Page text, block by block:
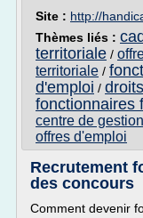
Site : http://
Thèmes liés :
territoriale /
territoriale /
d'emploi /
fonctionnaires
centre de
offres d'emploi
Recrutement
des concours
Comment devenir